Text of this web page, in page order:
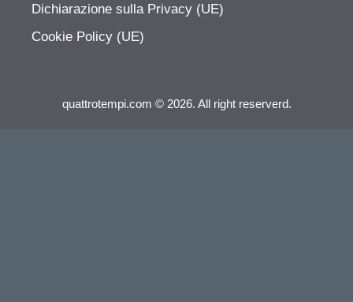
Dichiarazione sulla Privacy (UE)
Cookie Policy (UE)
quattrotempi.com © 2026. All right reserverd.